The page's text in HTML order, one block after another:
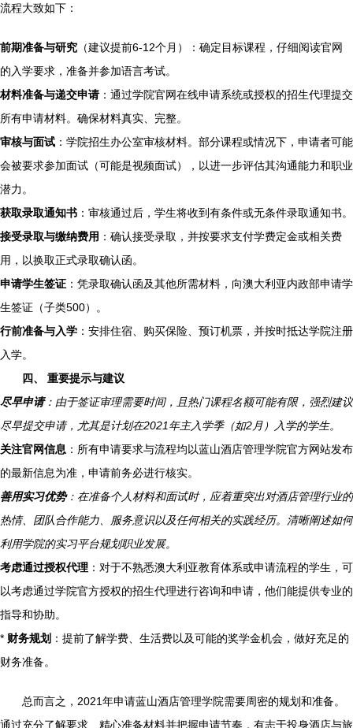
流程大致如下：
前期准备与研究 （建议提前6-12个月）：确定目标课程，仔细阅读官网
的入学要求，准备并参加语言考试。
材料准备与递交申请：通过学院官网在线申请系统或授权的招生代理提交
所有申请材料。确保材料真实、完整。
审核与面试 ：学院招生办公室审核材料。部分课程或情况下，申请者可能
会被要求参加面试（可能是视频面试），以进一步评估其沟通能力和职业
潜力。
获取录取通知书 ：审核通过后，学生将收到有条件或无条件录取通知书。
接受录取与缴纳费用 ：确认接受录取，并按要求支付学费定金或相关费
用，以换取正式录取确认函。
申请学生签证 ：凭录取确认函及其他所需材料，向澳大利亚内政部申请学
生签证（子类500）。
行前准备与入学 ：安排住宿、购买保险、预订机票，并按时抵达学院注册
入学。
四、 重要提示与建议
尽早申请：由于签证审理需要时间，且热门课程名额可能有限，强烈建议
尽早提交申请，尤其是计划在2021年主入学季（如2月）入学的学生。
关注官网信息 ：所有申请要求与流程均以蓝山酒店管理学院官方网站发布
的最新信息为准，申请前务必进行核实。
善用实习优势：在准备个人材料和面试时，应着重突出对酒店管理行业的
热情、团队合作能力、服务意识以及任何相关的实践经历。清晰阐述如何
利用学院的实习平台规划职业发展。
考虑通过授权代理 ：对于不熟悉澳大利亚教育体系或申请流程的学生，可
以考虑通过学院官方授权的招生代理进行咨询和申请，他们能提供专业的
指导和协助。
* 财务规划 ：提前了解学费、生活费以及可能的奖学金机会，做好充足的
财务准备。
总而言之，2021年申请蓝山酒店管理学院需要周密的规划和准备。
通过充分了解要求、精心准备材料并把握申请节奏，有志于投身酒店与旅